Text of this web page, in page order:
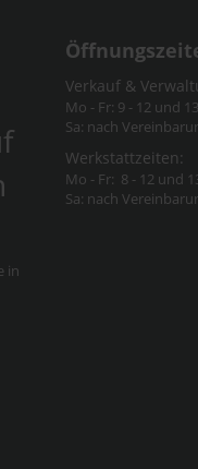
in
Verkauf &
Mo - Fr: 9 - 12 und
Sa: nach
Werkstattzeiten:
Mo - Fr: 8 - 12 und
Sa: nach